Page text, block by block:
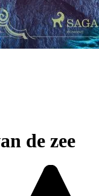
de zee